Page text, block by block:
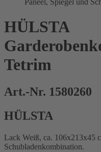
HÜLSTA
Tetrim
Art.-Nr. 1580260
HÜLSTA
Lack Weiß, ca. 106x213x45
Schubladenkombination.